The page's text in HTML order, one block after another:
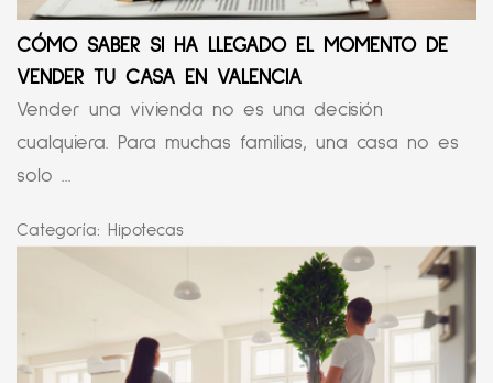
CÓMO SABER SI HA LLEGADO EL MOMENTO DE
VENDER TU CASA EN VALENCIA
Vender una vivienda no es una decisión
cualquiera. Para muchas familias, una casa no es
solo ...
Categoría: Hipotecas